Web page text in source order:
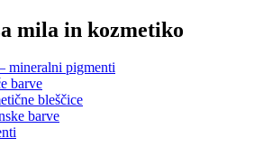
mila in kozmetiko
mineralni pigmenti
barve
bleščice
barve